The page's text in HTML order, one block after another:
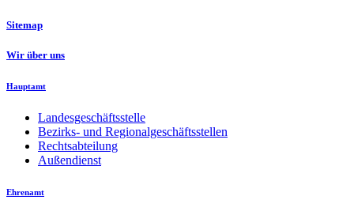
Sitemap
Wir über uns
Hauptamt
Landesgeschäftsstelle
Bezirks- und Regionalgeschäftsstellen
Rechtsabteilung
Außendienst
Ehrenamt